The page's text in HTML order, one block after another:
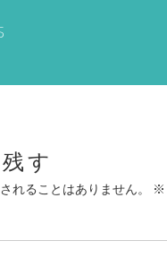
す
れることはありません。 ※